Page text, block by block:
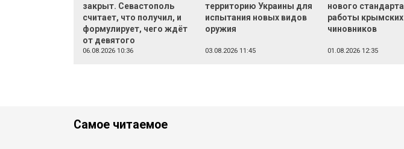
закрыт. Севастополь
считает, что получил, и
формулирует, чего ждёт
от девятого
06.08.2026 10:36
территорию Украины для
испытания новых видов
оружия
03.08.2026 11:45
нового стандарта
работы крымских
чиновников
01.08.2026 12:35
Самое читаемое